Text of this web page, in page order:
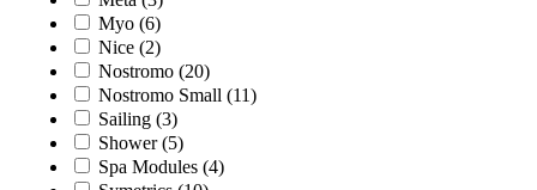
Myo (6)
Nice (2)
Nostromo (20)
Nostromo Small (11)
Sailing (3)
Shower(5)
Spa Modules (4)